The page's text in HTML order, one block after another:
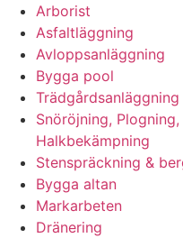
Arborist
Asfaltläggning
Avloppsanläggning
Bygga pool
Trädgårdsanläggning
Snöröjning,
Halkbekämpning
Stenspräckning &
Bygga altan
Markarbeten
Dränering